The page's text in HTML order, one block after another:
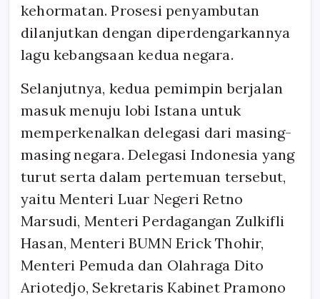
kehormatan. Prosesi penyambutan
dilanjutkan dengan diperdengarkannya
lagu kebangsaan kedua negara.
Selanjutnya, kedua pemimpin berjalan
masuk menuju lobi Istana untuk
memperkenalkan delegasi dari masing-
masing negara. Delegasi Indonesia yang
turut serta dalam pertemuan tersebut,
yaitu Menteri Luar Negeri Retno
Marsudi, Menteri Perdagangan Zulkifli
Hasan, Menteri BUMN Erick Thohir,
Menteri Pemuda dan Olahraga Dito
Ariotedjo, Sekretaris Kabinet Pramono